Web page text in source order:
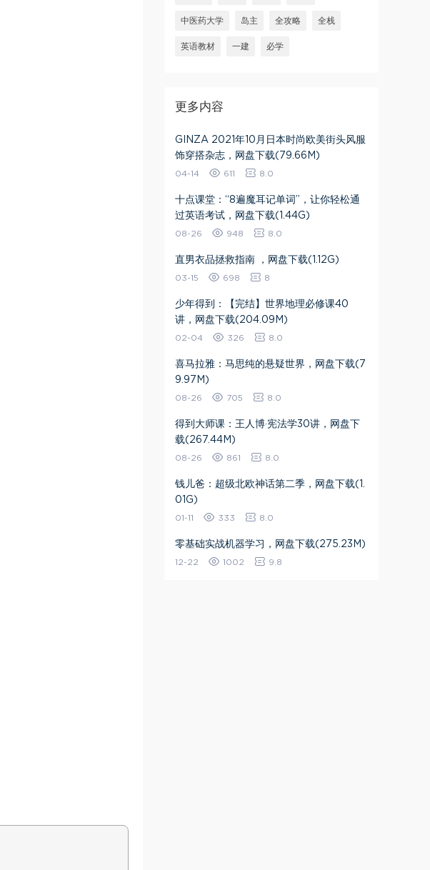
中医药大学 岛主 全攻略 全栈
英语教材 一建 必学
更多内容
GINZA 2021年10月日本时尚欧美街头风服
饰穿搭杂志，网盘下载(79.66M)
04-14 611 8.0
十点课堂：“8遍魔耳记单词”，让你轻松通
过英语考试，网盘下载(1.44G)
08-26 948 8.0
直男衣品拯救指南 ，网盘下载(1.12G)
03-15 698 8
少年得到：【完结】世界地理必修课40
讲，网盘下载(204.09M)
02-04 326 8.0
喜马拉雅：马思纯的悬疑世界，网盘下载(7
9.97M)
08-26 705 8.0
得到大师课：王人博·宪法学30讲，网盘下
载(267.44M)
08-26 861 8.0
钱儿爸：超级北欧神话第二季，网盘下载(1.
01G)
01-11 333 8.0
零基础实战机器学习，网盘下载(275.23M)
12-22 1002 9.8